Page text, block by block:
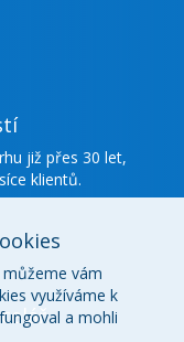
již přes 30 let,
klientů.
vám
využíváme k
a mohli